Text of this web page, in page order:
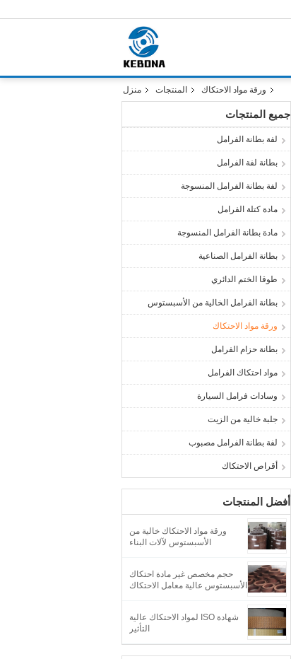
منزل المنتجات ورقة مواد الاحتكاك
جميع المنتجات
لفة بطانة الفرامل
بطانة لفة الفرامل
لفة بطانة الفرامل المنسوجة
مادة كتلة الفرامل
مادة بطانة الفرامل المنسوجة
بطانة الفرامل الصناعية
طوقا الختم الدائري
بطانة الفرامل الخالية من الأسبستوس
ورقة مواد الاحتكاك
بطانة حزام الفرامل
مواد احتكاك الفرامل
وسادات فرامل السيارة
جلبة خالية من الزيت
لفة بطانة الفرامل مصبوب
أقراص الاحتكاك
أفضل المنتجات
ورقة مواد الاحتكاك خالية من
الأسبستوس لآلات البناء
حجم مخصص غير مادة احتكاك
الأسبستوس عالية معامل الاحتكاك
شهادة ISO لمواد الاحتكاك عالية
التأثير